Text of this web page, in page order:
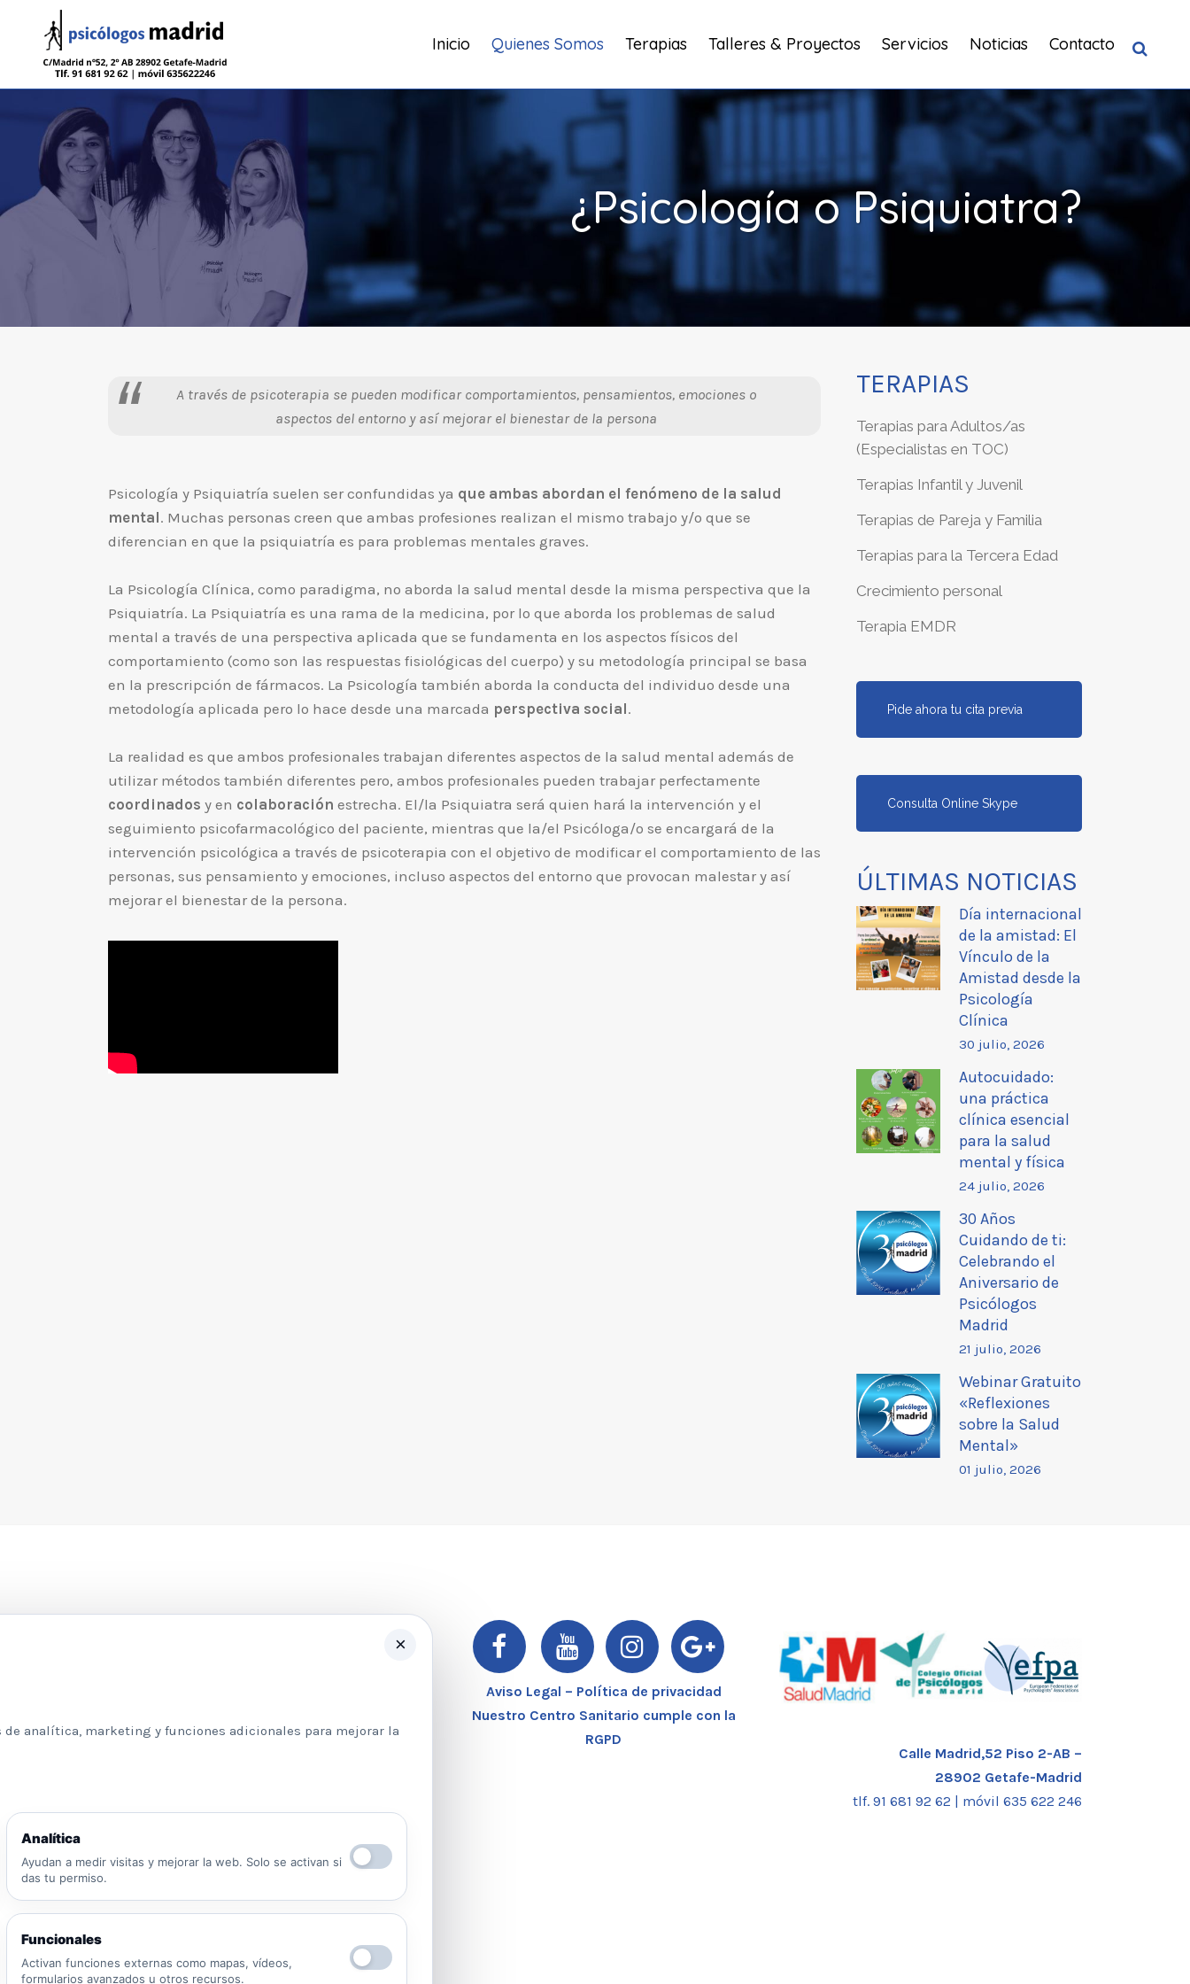
Inicio Quienes Somos Terapias Talleres & Proyectos Servicios Noticias Contacto
¿Psicología o Psiquiatra?
A través de psicoterapia se pueden modificar comportamientos, pensamientos, emociones o
aspectos del entorno y así mejorar el bienestar de la persona
Psicología y Psiquiatría suelen ser confundidas ya que ambas abordan el fenómeno de la salud
mental. Muchas personas creen que ambas profesiones realizan el mismo trabajo y/o que se
diferencian en que la psiquiatría es para problemas mentales graves.
La Psicología Clínica, como paradigma, no aborda la salud mental desde la misma perspectiva que la
Psiquiatría. La Psiquiatría es una rama de la medicina, por lo que aborda los problemas de salud
mental a través de una perspectiva aplicada que se fundamenta en los aspectos físicos del
comportamiento (como son las respuestas fisiológicas del cuerpo) y su metodología principal se basa
en la prescripción de fármacos. La Psicología también aborda la conducta del individuo desde una
metodología aplicada pero lo hace desde una marcada perspectiva social.
La realidad es que ambos profesionales trabajan diferentes aspectos de la salud mental además de
utilizar métodos también diferentes pero, ambos profesionales pueden trabajar perfectamente
coordinados y en colaboración estrecha. El/la Psiquiatra será quien hará la intervención y el
seguimiento psicofarmacológico del paciente, mientras que la/el Psicóloga/o se encargará de la
intervención psicológica a través de psicoterapia con el objetivo de modificar el comportamiento de las
personas, sus pensamiento y emociones, incluso aspectos del entorno que provocan malestar y así
mejorar el bienestar de la persona.
TERAPIAS
Terapias para Adultos/as
(Especialistas en TOC)
Terapias Infantil y Juvenil
Terapias de Pareja y Familia
Terapias para la Tercera Edad
Crecimiento personal
Terapia EMDR
Pide ahora tu cita previa
Consulta Online Skype
ÚLTIMAS NOTICIAS
Día internacional
de la amistad: El
Vínculo de la
Amistad desde la
Psicología
Clínica
30 julio, 2026
Autocuidado:
una práctica
clínica esencial
para la salud
mental y física
24 julio, 2026
30 Años
Cuidando de ti:
Celebrando el
Aniversario de
Psicólogos
Madrid
21 julio, 2026
Webinar Gratuito
«Reflexiones
sobre la Salud
Mental»
01 julio, 2026
Responsable: Psicologos Madrid. Finalidad:
atender tu solicitud y responder a tu mensaje.
obligación legal o proveedores necesarios para
prestar el servicio. Derechos: puedes solicitar
acceso, rectificación, supresión, oposición,
Aviso Legal – Política de privacidad
Nuestro Centro Sanitario cumple con la
RGPD
Calle Madrid,52 Piso 2-AB –
28902 Getafe-Madrid
tlf. 91 681 92 62 | móvil 635 622 246
×
analítica, marketing y funciones adicionales para mejorar la
Analítica
Ayudan a medir visitas y mejorar la web. Solo se activan si
das tu permiso.
Funcionales
Activan funciones externas como mapas, vídeos,
formularios avanzados u otros recursos.